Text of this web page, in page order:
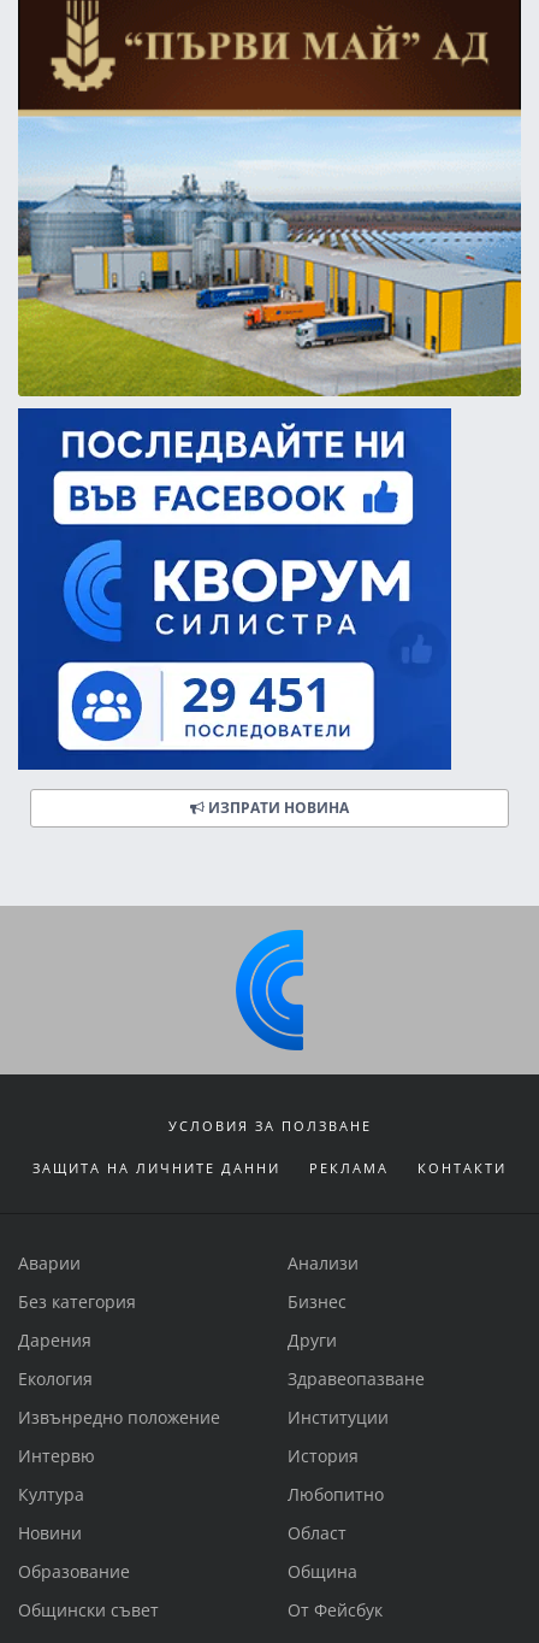
ИЗПРАТИ НОВИНА
УСЛОВИЯ ЗА ПОЛЗВАНЕ
ЗАЩИТА НА ЛИЧНИТЕ ДАННИ РЕКЛАМА КОНТАКТИ
Аварии
Анализи
Без категория
Бизнес
Дарения
Други
Екология
Здравеопазване
Извънредно положение
Институции
Интервю
История
Култура
Любопитно
Новини
Област
Образование
Община
Общински съвет
От Фейсбук